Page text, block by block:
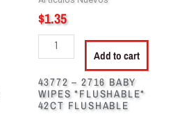
$1.35
Add to cart
43772 – 2716 BABY
WIPES *FLUSHABLE*
42CT FLUSHABLE